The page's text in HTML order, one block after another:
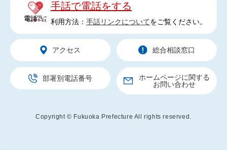
手話で電話をする
利用方法： 手話リンクについてをご覧ください。
アクセス 総合相談窓口
部署別電話番号
ホームページに関する
お問い合わせ
Copyright © Fukuoka Prefecture All rights reserved.